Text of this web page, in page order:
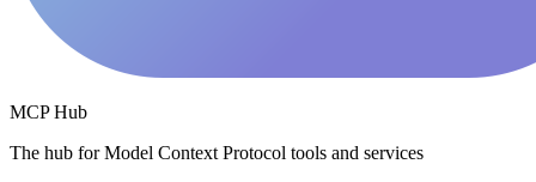
MCP Hub
The hub for Model Context Protocol tools and services